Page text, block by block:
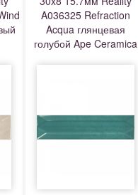
A036325 Refraction
Acqua глянцевая
голубой Ape Ceramica